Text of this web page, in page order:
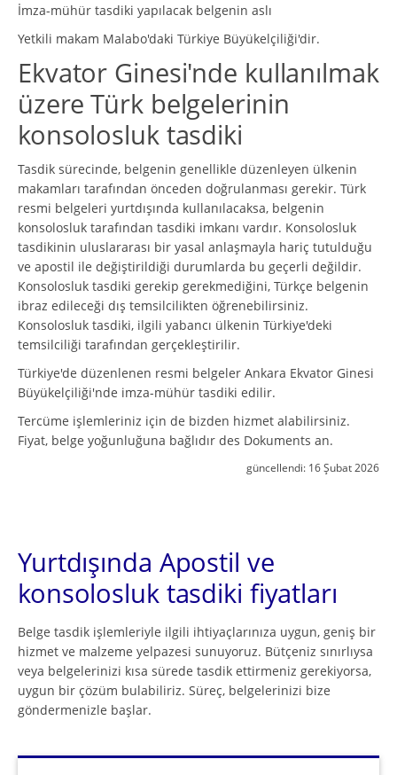
İmza-mühür tasdiki yapılacak belgenin aslı
Yetkili makam Malabo'daki Türkiye Büyükelçiliği'dir.
Ekvator Ginesi'nde kullanılmak
üzere Türk belgelerinin
konsolosluk tasdiki
Tasdik sürecinde, belgenin genellikle düzenleyen ülkenin
makamları tarafından önceden doğrulanması gerekir. Türk
resmi belgeleri yurtdışında kullanılacaksa, belgenin
konsolosluk tarafından tasdiki imkanı vardır. Konsolosluk
tasdikinin uluslararası bir yasal anlaşmayla hariç tutulduğu
ve apostil ile değiştirildiği durumlarda bu geçerli değildir.
Konsolosluk tasdiki gerekip gerekmediğini, Türkçe belgenin
ibraz edileceği dış temsilcilikten öğrenebilirsiniz.
Konsolosluk tasdiki, ilgili yabancı ülkenin Türkiye'deki
temsilciliği tarafından gerçekleştirilir.
Türkiye'de düzenlenen resmi belgeler Ankara Ekvator Ginesi
Büyükelçiliği'nde imza-mühür tasdiki edilir.
Tercüme işlemleriniz için de bizden hizmet alabilirsiniz.
Fiyat, belge yoğunluğuna bağlıdır des Dokuments an.
güncellendi: 16 Şubat 2026
Yurtdışında Apostil ve
konsolosluk tasdiki fiyatları
Belge tasdik işlemleriyle ilgili ihtiyaçlarınıza uygun, geniş bir
hizmet ve malzeme yelpazesi sunuyoruz. Bütçeniz sınırlıysa
veya belgelerinizi kısa sürede tasdik ettirmeniz gerekiyorsa,
uygun bir çözüm bulabiliriz. Süreç, belgelerinizi bize
göndermenizle başlar.